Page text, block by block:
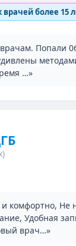
более 15
Попали
…»
комфортно, Не
Удобная
врач…»